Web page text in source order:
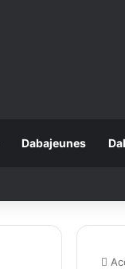
Dabajeunes